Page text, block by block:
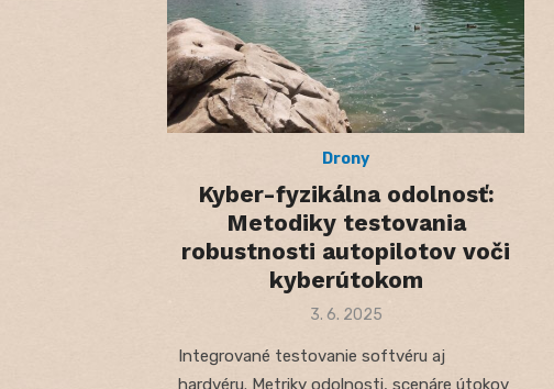
Drony
Kyber-fyzikálna odolnosť:
Metodiky testovania
robustnosti autopilotov voči
kyberútokom
Posted
3. 6. 2025
Integrované testovanie softvéru aj
hardvéru. Metriky odolnosti, scenáre útokov